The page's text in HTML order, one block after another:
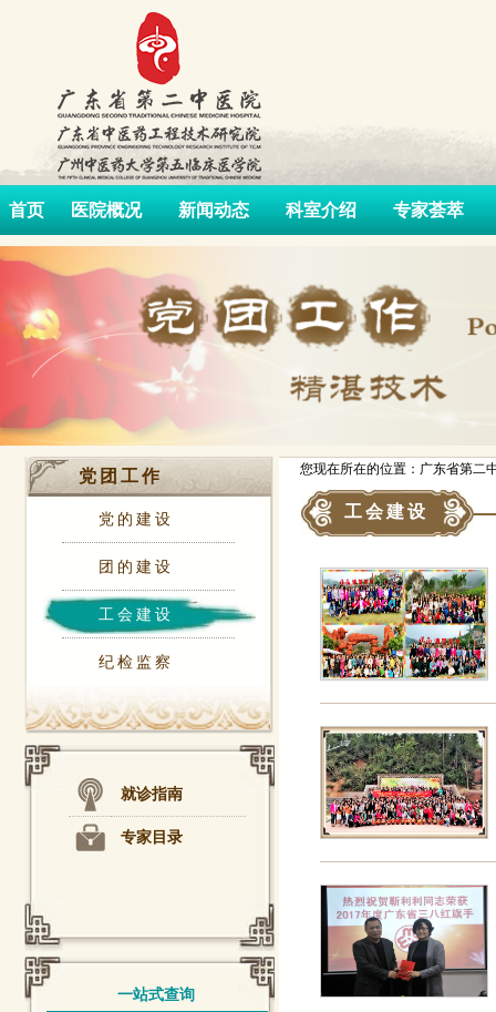
首页 医院概况 新闻动态 科室介绍 专家荟萃
党团工作
党的建设
团的建设
工会建设
纪检监察
就诊指南
专家目录
一站式查询
您现在所在的位置：广东省第二
工会建设